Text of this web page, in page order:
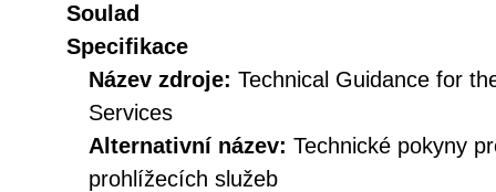
Soulad
Specifikace
Název zdroje: Technical Guidance for
Services
Alternativní název: Technické pokyny
prohlížecích služeb